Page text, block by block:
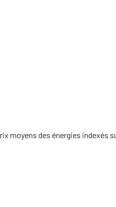
moyens des énergies indexés